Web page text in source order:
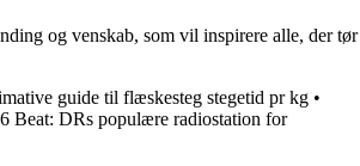
og venskab, som vil inspirere alle, der tør
guide til flæskesteg stegetid pr kg •
Beat: DRs populære radiostation for